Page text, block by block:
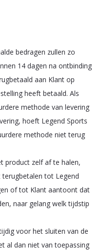
bedragen zullen zo
14 dagen na ontbinding
aan Klant op
heeft betaald. Als
methode van levering
hoeft Legend Sports
methode niet terug
product zelf af te halen,
tot Legend
of tot Klant aantoont dat
naar gelang welk tijdstip
voor het sluiten van de
al dan niet van toepassing